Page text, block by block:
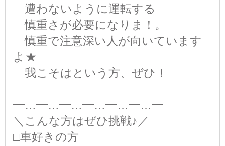
遭わないように運転する
慎重さが必要になりま！。
慎重で注意深い人が向いています
よ★
我こそはという方、ぜひ！
━…━…━…━…━…━…━
＼こんな方はぜひ挑戦♪／
□車好きの方